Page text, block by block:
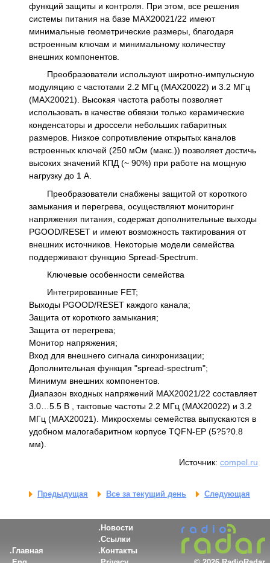
функций защиты и контроля. При этом, все решения
системы питания на базе MAX20021/22 имеют
минимальные геометрические размеры, благодаря
встроенным ключам и минимальному количеству
внешних компонентов.
Преобразователи используют широтно-импульсную
модуляцию с частотами 2.2 МГц (MAX20022) и 3.2 МГц
(MAX20021). Высокая частота работы позволяет
использовать в качестве обвязки только керамические
конденсаторы и дроссели небольших габаритных
размеров. Низкое сопротивление открытых каналов
встроенных ключей (250 мОм (макс.)) позволяет достичь
высоких значений КПД (~ 90%) при работе на мощную
нагрузку до 1 А.
Преобразователи снабжены защитой от короткого
замыкания и перегрева, осуществляют мониторинг
напряжения питания, содержат дополнительные выходы
PGOOD/RESET и имеют возможность тактирования от
внешних источников. Некоторые модели семейства
поддерживают функцию Spread-Spectrum.
Ключевые особенности семейства
Интегрированные FET;
Выходы PGOOD/RESET каждого канала;
Защита от короткого замыкания;
Защита от перегрева;
Монитор напряжения;
Вход для внешнего сигнала синхронизации;
Дополнительная функция "spread-spectrum";
Минимум внешних компонентов.
Диапазон входных напряжений MAX20021/22 составляет
3.0…5.5 В , тактовые частоты 2.2 МГц (MAX20022) и 3.2
МГц (MAX20021). Микросхемы семейства выпускаются в
удобном малогабаритном корпусе TQFN-EP (5?5?0.8
мм).
Источник: compel.ru
Предыдущая Все за текущий день Следующая
Главная
Новости
Ссылки
Контакты